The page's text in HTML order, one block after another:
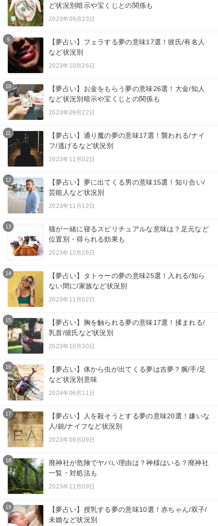
ど状況別暗示や宝くじとの関係も
2023年09月23日
9
【夢占い】フェラする夢の意味17選！彼氏/有名人
など状況別
2023年10月26日
10
【夢占い】お金をもらう夢の意味26選！大金/知人
など状況別暗示や宝くじとの関係も
2023年09月22日
11
【夢占い】通り魔の夢の意味17選！襲われる/ナイ
フ/逃げるなど状況別
2023年11月02日
12
【夢占い】夢に出てくる男の意味15選！知り合い/
芸能人など状況別
2023年11月12日
13
猫が一緒に寝るスピリチュアルな意味は？足元など
位置別・得られる効果も
2023年12月26日
14
【夢占い】タトゥーの夢の意味25選！入れる/知ら
ない間に/家族など状況別
2023年11月02日
15
【夢占い】胸を触られる夢の意味17選！揉まれる/
乳首/彼氏など状況別
2023年10月30日
16
【夢占い】体から虫が出てくる夢は吉夢？腕/手/足
など状況別意味
2024年06月11日
17
【夢占い】人を殺そうとする夢の意味20選！嫌いな
人/銃/ナイフなど状況別
2023年09月09日
18
廃神社が危険でヤバい理由は？神様はいる？廃神社
一覧・対処法も
2023年11月09日
19
【夢占い】授乳する夢の意味10選！赤ちゃん/双子/
未婚など状況別